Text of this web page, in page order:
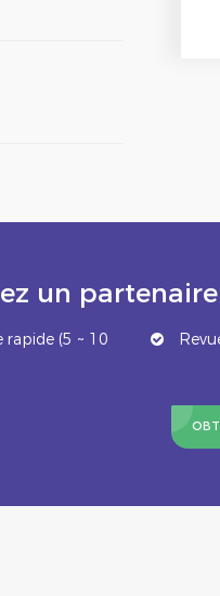
un
(5 ~ 10